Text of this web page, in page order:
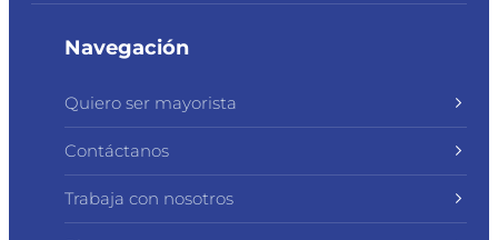
Navegación
Quiero ser mayorista
Contáctanos
Trabaja con nosotros